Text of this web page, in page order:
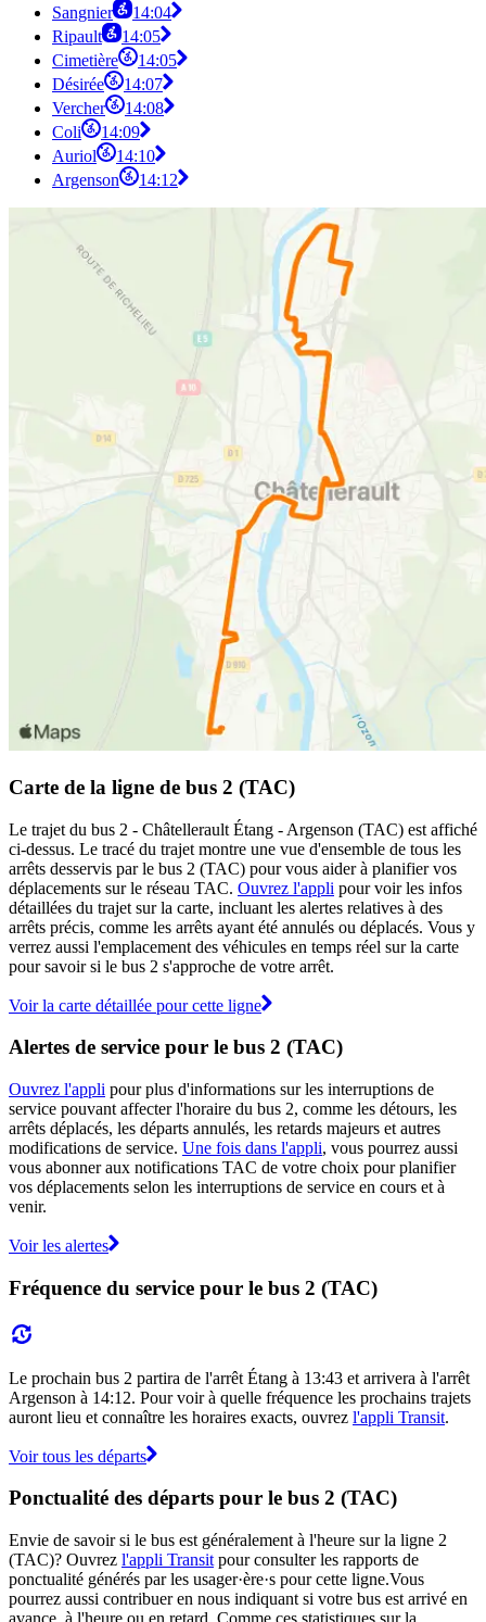
Sangnier
14:04
Ripault
14:05
Cimetière
14:05
Désirée
14:07
Vercher
14:08
Coli
14:09
Auriol
14:10
Argenson
14:12
Carte de la ligne de bus 2 (TAC)
Le trajet du bus 2 - Châtellerault Étang - Argenson (TAC) est affiché
ci-dessus. Le tracé du trajet montre une vue d'ensemble de tous les
arrêts desservis par le bus 2 (TAC) pour vous aider à planifier vos
déplacements sur le réseau TAC. Ouvrez l'appli pour voir les infos
détaillées du trajet sur la carte, incluant les alertes relatives à des
arrêts précis, comme les arrêts ayant été annulés ou déplacés. Vous y
verrez aussi l'emplacement des véhicules en temps réel sur la carte
pour savoir si le bus 2 s'approche de votre arrêt.
Voir la carte détaillée pour cette ligne
Alertes de service pour le bus 2 (TAC)
Ouvrez l'appli pour plus d'informations sur les interruptions de
service pouvant affecter l'horaire du bus 2, comme les détours, les
arrêts déplacés, les départs annulés, les retards majeurs et autres
modifications de service. Une fois dans l'appli, vous pourrez aussi
vous abonner aux notifications TAC de votre choix pour planifier
vos déplacements selon les interruptions de service en cours et à
venir.
Voir les alertes
Fréquence du service pour le bus 2 (TAC)
Le prochain bus 2 partira de l'arrêt Étang à 13:43 et arrivera à l'arrêt
Argenson à 14:12. Pour voir à quelle fréquence les prochains trajets
auront lieu et connaître les horaires exacts, ouvrez l'appli Transit.
Voir tous les départs
Ponctualité des départs pour le bus 2 (TAC)
Envie de savoir si le bus est généralement à l'heure sur la ligne 2
(TAC)? Ouvrez l'appli Transit pour consulter les rapports de
ponctualité générés par les usager·ère·s pour cette ligne.Vous
pourrez aussi contribuer en nous indiquant si votre bus est arrivé en
avance, à l'heure ou en retard. Comme ces statistiques sur la